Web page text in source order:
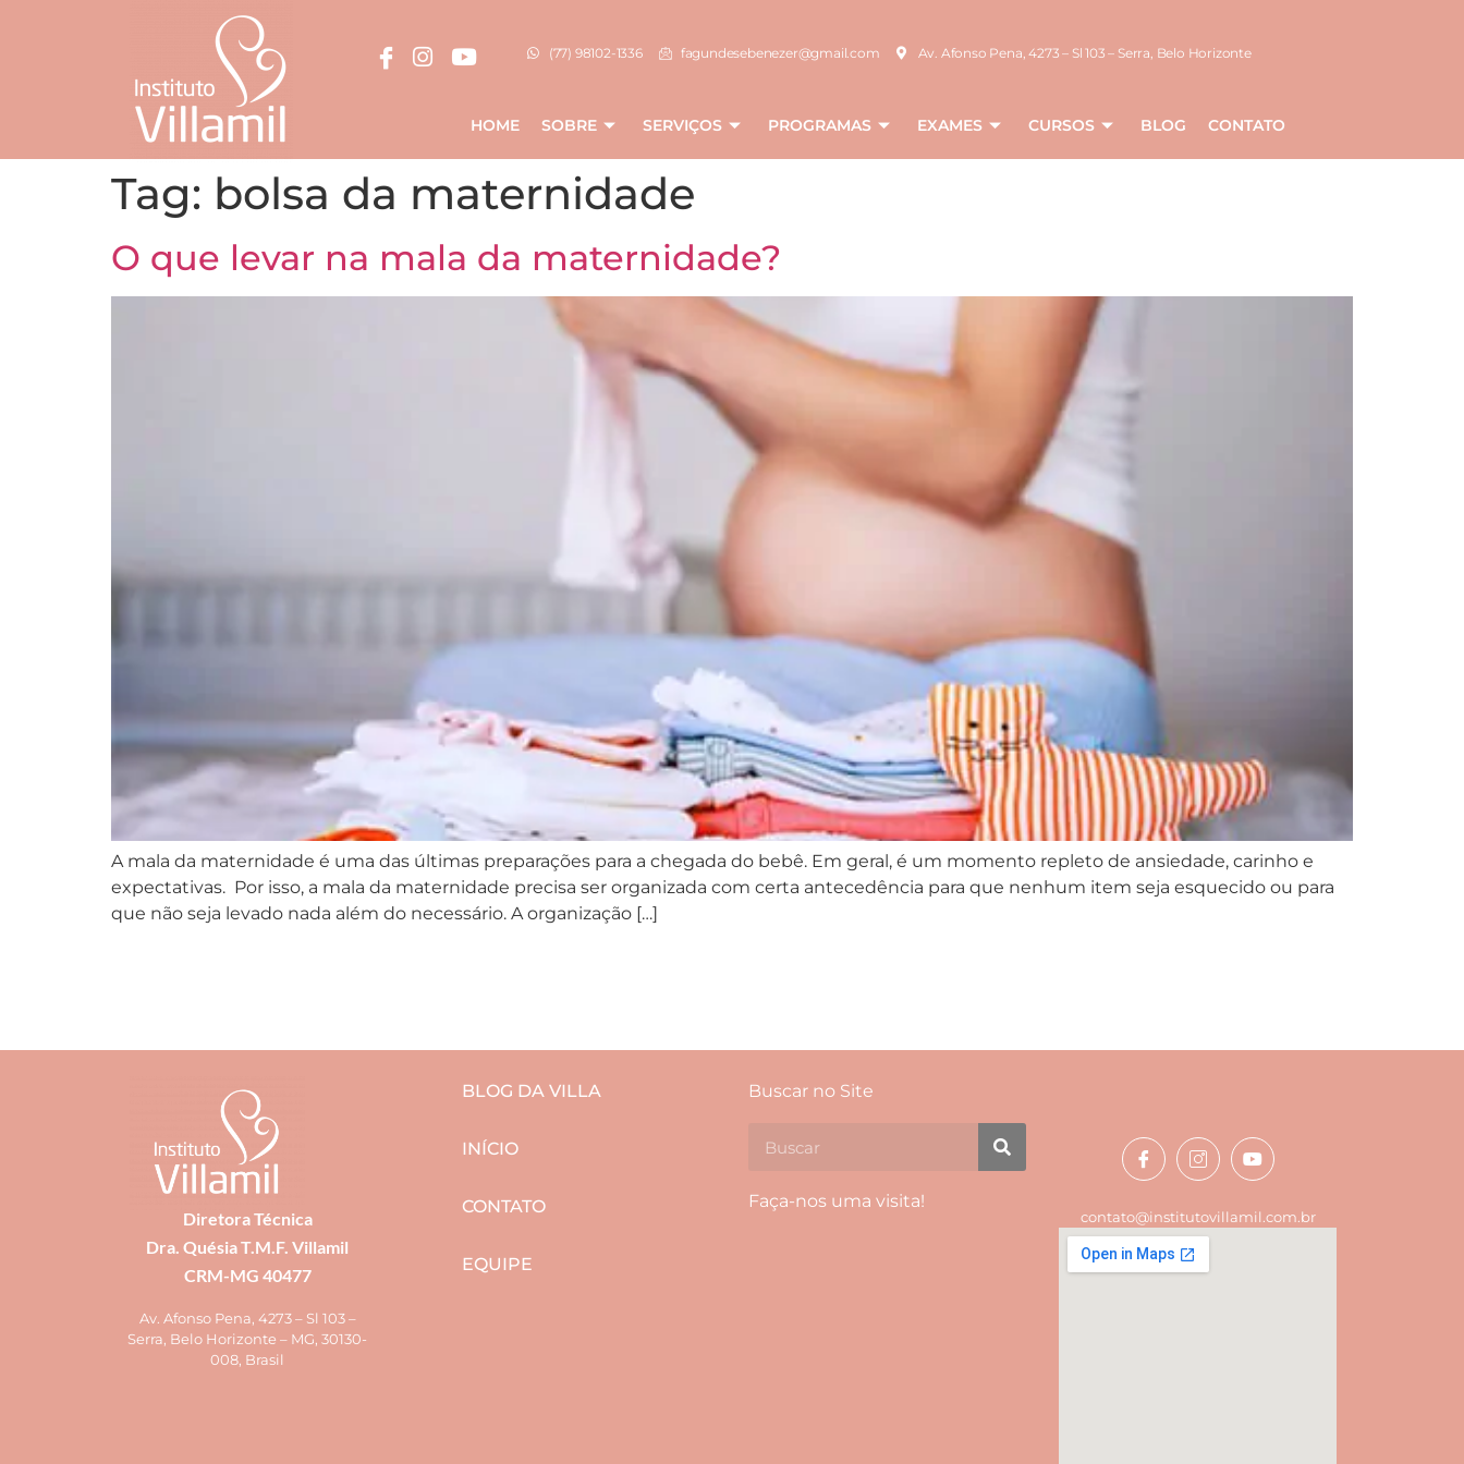
(77) 98102-1336 fagundesebenezer@gmail.com Av. Afonso Pena, 4273 – Sl 103 – Serra, Belo Horizonte
HOME SOBRE SERVIÇOS PROGRAMAS EXAMES CURSOS BLOG CONTATO
Tag: bolsa da maternidade
O que levar na mala da maternidade?
A mala da maternidade é uma das últimas preparações para a chegada do bebê. Em geral, é um momento repleto de ansiedade, carinho e
expectativas. Por isso, a mala da maternidade precisa ser organizada com certa antecedência para que nenhum item seja esquecido ou para
que não seja levado nada além do necessário. A organização […]
Diretora Técnica
Dra. Quésia T.M.F. Villamil
CRM-MG 40477
Av. Afonso Pena, 4273 – Sl 103 –
Serra, Belo Horizonte – MG, 30130-
008, Brasil
BLOG DA VILLA
INÍCIO
CONTATO
EQUIPE
Buscar no Site
Faça-nos uma visita!
contato@institutovillamil.com.br